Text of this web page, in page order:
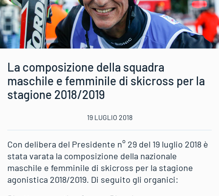
La composizione della squadra
maschile e femminile di skicross per la
stagione 2018/2019
19 LUGLIO 2018
Con delibera del Presidente n° 29 del 19 luglio 2018 è
stata varata la composizione della nazionale
maschile e femminile di skicross per la stagione
agonistica 2018/2019. Di seguito gli organici: